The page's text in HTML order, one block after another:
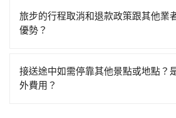
服務，最多可再節省50%的交通費用。
都好像在開樂透一樣。另外，偶爾也
約了時間但上一位用戶卻遲遲尚未歸
看似方便，但實際使用時還是有其區
停靠的地點與你的上下車地點仍有段
北屯到新園的最佳選擇。
的便利性和彈性，探訪更多的景點，
的節奏和時間進行遊覽。除了景點本
找當地導遊或者向當地居民請教，了
和內幕，並且可以在旅途中收集更多
旅步的行程取消和退款政策跟其他業
優勢？
性的取消政策，以給予乘客更多的保
用車前一天的凌晨六點前完成取消訂
接送途中如需停靠其他景點或地點？
外費用？